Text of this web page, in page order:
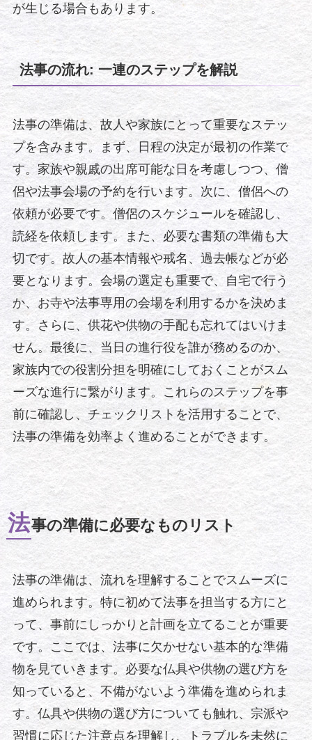
が生じる場合もあります。
法事の流れ: 一連のステップを解説
法事の準備は、故人や家族にとって重要なステッ
プを含みます。まず、日程の決定が最初の作業で
す。家族や親戚の出席可能な日を考慮しつつ、僧
侶や法事会場の予約を行います。次に、僧侶への
依頼が必要です。僧侶のスケジュールを確認し、
読経を依頼します。また、必要な書類の準備も大
切です。故人の基本情報や戒名、過去帳などが必
要となります。会場の選定も重要で、自宅で行う
か、お寺や法事専用の会場を利用するかを決めま
す。さらに、供花や供物の手配も忘れてはいけま
せん。最後に、当日の進行役を誰が務めるのか、
家族内での役割分担を明確にしておくことがスム
ーズな進行に繋がります。これらのステップを事
前に確認し、チェックリストを活用することで、
法事の準備を効率よく進めることができます。
法事の準備に必要なものリスト
法事の準備は、流れを理解することでスムーズに
進められます。特に初めて法事を担当する方にと
って、事前にしっかりと計画を立てることが重要
です。ここでは、法事に欠かせない基本的な準備
物を見ていきます。必要な仏具や供物の選び方を
知っていると、不備がないよう準備を進められま
す。仏具や供物の選び方についても触れ、宗派や
習慣に応じた注意点を理解し、トラブルを未然に